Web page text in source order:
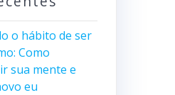
o hábito de ser
Como
sua mente e
eu